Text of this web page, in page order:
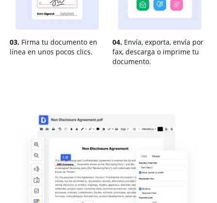
03. Firma tu documento en
línea en unos pocos clics.
04. Envía, exporta, envía por
fax, descarga o imprime tu
documento.